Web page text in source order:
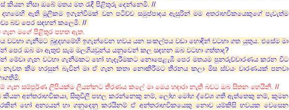
කියන නිසා ඔබේ මතය මත රැඳී පිළිතුරු දෙන්නෙමි. //
දහමෙහි ඇති මූලිකම ඉගැන්වීමක් වන පටිච්ච සමුප්පාදය ඇසුරින් මම අතරාභවිකයෙකුගේ පැවැත්ම
බව පෙර සඳහන් කලෙමි. //
ගැන මගේ පිළිතුර පහත ඇත.
වටහා ගැනීමට බුදුදහමේහි ඉගැන්වෙන භවය යන සංකල්පය වඩා හොඳින් වටහා ගත යුතුය. එසේම මා
පෙර ඔබ මා ඇතුළු සැම මලගියවුන්ය යනුවෙන් කල සඳහන ඔබ වටහා ගත්තාද?
මේවා ගැන වටහා ගැනීමකට හෝ හැදෑරීමකට නොපෙළැඹී පෙර මතයම පුනරුච්චාරණය කරන විට
නැවත කීම හරසුන් බැවින් මා ඒ ගැන කතා නොකිරීමට තීරනය කලා මිස ස්වයං වාරණයක් පනවා
ගැන සම්පුර්ණ ලිපියක්ම ලියන්නට තීරණය කලේ මා මෙය හදාරා නැති බවට ඔබ සිතන හෙයිනි. //
කියන අන්තරාභවිකයා, සිතුවිලි පහල කරන්නෙකු නම්, ලෝභ මෝහ ද්වේශ ගති ඇත්තෙකු නම්, කුමන
හෝ අන්‍යයන් හා ගනුදෙනු කරයිනම් ඒ අන්තරාභවිකයෙකු නොව යම්කිසි භවයක වෙසෙන